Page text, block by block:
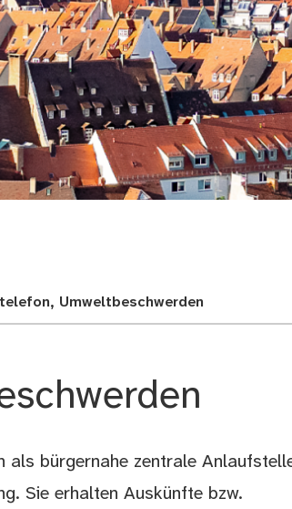
Umweltbeschwerden
als bürgernahe zentrale
Sie erhalten Auskünfte bzw.